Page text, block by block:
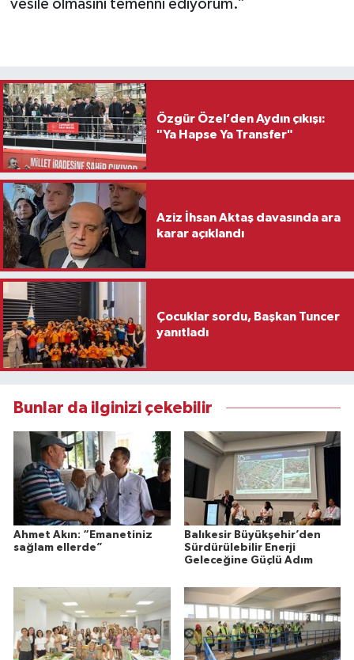
vesile olmasını temenni ediyorum.”
Özgür Özel’den Aydın çıkışı:
"Ya Hapse Ya Transfer"
Aziz İhsan Aktaş davasında ara
karar açıklandı
Çocuklar sordu, Başkan Tuncer
yanıtladı
Bunlar da ilginizi çekebilir
Ahmet Akın: “Emanetiniz
sağlam ellerde”
Balıkesir Büyükşehir’den
Sürdürülebilir Enerji
Geleceğine Güçlü Adım